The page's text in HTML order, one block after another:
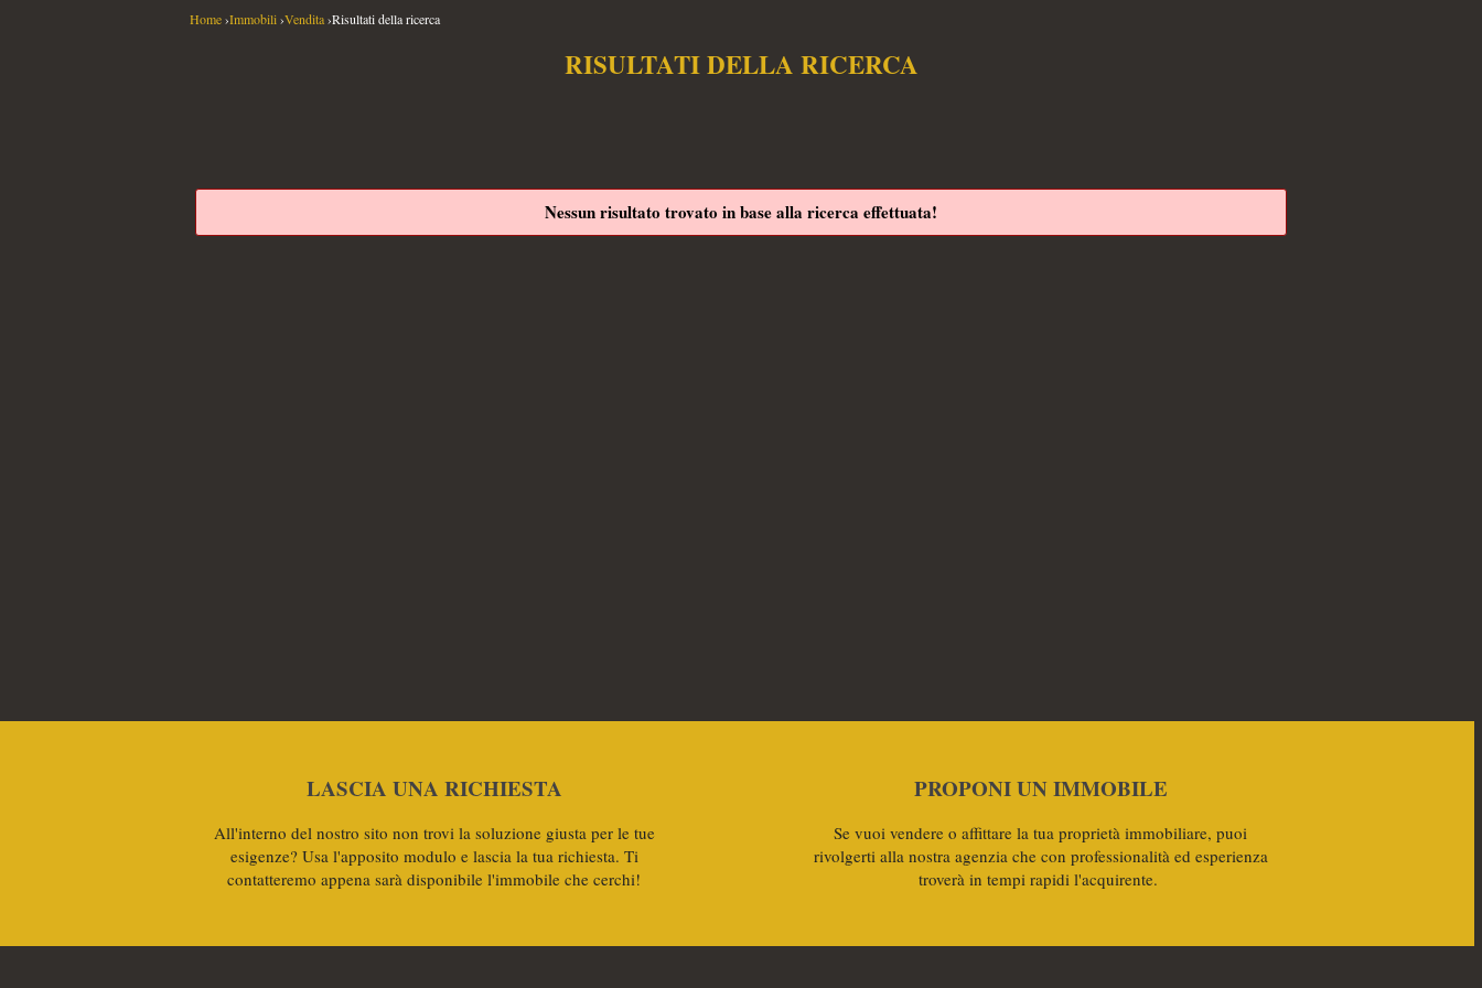
Home›Immobili›Vendita›Risultati della ricerca
RISULTATI DELLA RICERCA
Nessun risultato trovato in base alla ricerca effettuata!
LASCIA UNA RICHIESTA
All'interno del nostro sito non trovi la soluzione giusta per le tue
esigenze? Usa l'apposito modulo e lascia la tua richiesta. Ti
contatteremo appena sarà disponibile l'immobile che cerchi!
PROPONI UN IMMOBILE
Se vuoi vendere o affittare la tua proprietà immobiliare, puoi
rivolgerti alla nostra agenzia che con professionalità ed esperienza
troverà in tempi rapidi l'acquirente.